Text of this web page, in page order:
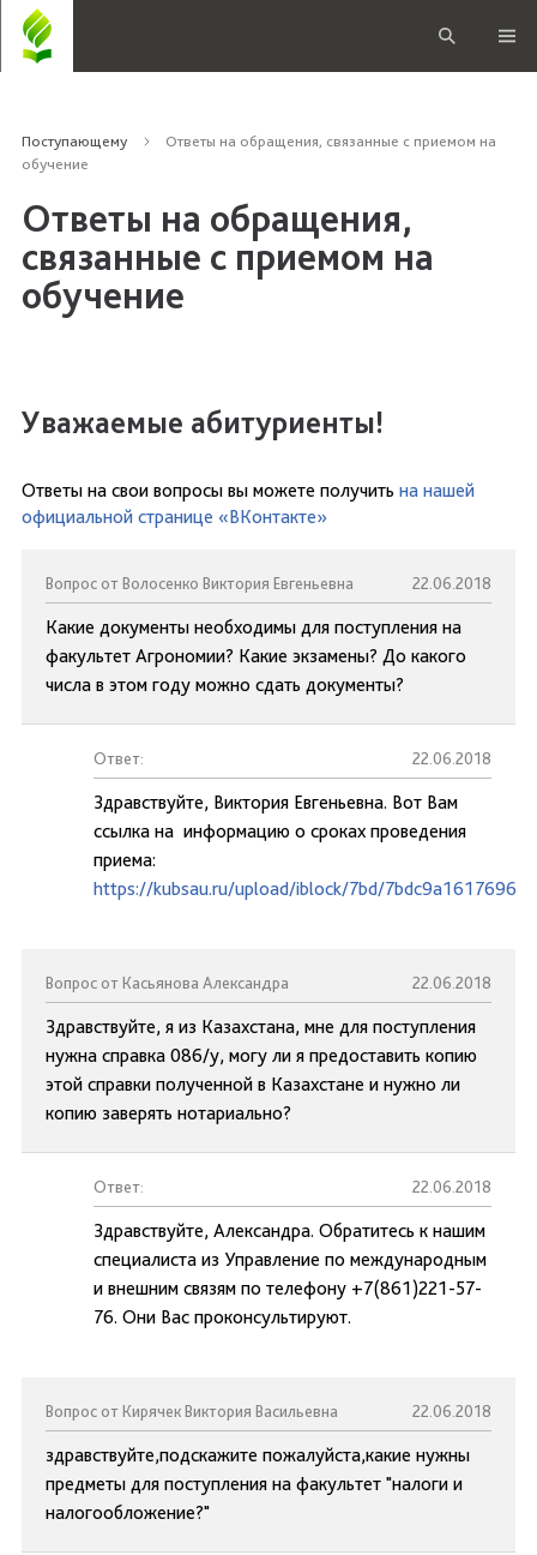
Поступающему
Ответы на обращения, связанные с приемом на
обучение
Ответы на обращения,
связанные с приемом на
обучение
Уважаемые абитуриенты!
Ответы на свои вопросы вы можете получить на нашей
официальной странице «ВКонтакте»
Вопрос от Волосенко Виктория Евгеньевна 22.06.2018
Какие документы необходимы для поступления на
факультет Агрономии? Какие экзамены? До какого
числа в этом году можно сдать документы?
Ответ: 22.06.2018
Здравствуйте, Виктория Евгеньевна. Вот Вам
ссылка на информацию о сроках проведения
приема:
https://kubsau.ru/upload/iblock/7bd/
Вопрос от Касьянова Александра 22.06.2018
Здравствуйте, я из Казахстана, мне для поступления
нужна справка 086/у, могу ли я предоставить копию
этой справки полученной в Казахстане и нужно ли
копию заверять нотариально?
Ответ: 22.06.2018
Здравствуйте, Александра. Обратитесь к нашим
специалиста из Управление по международным
и внешним связям по телефону +7(861)221-57-
76. Они Вас проконсультируют.
Вопрос от Кирячек Виктория Васильевна 22.06.2018
здравствуйте,подскажите пожалуйста,какие нужны
предметы для поступления на факультет "налоги и
налогообложение?"